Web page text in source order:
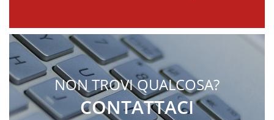
NON TROVI QUALCOSA?
CONTATTACI